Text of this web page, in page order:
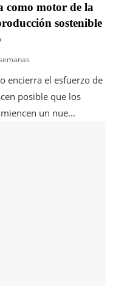
como motor de la
sostenible
encierra el esfuerzo de
posible que los
un nue...